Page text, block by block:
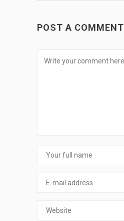
POST A COMMENT